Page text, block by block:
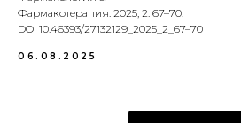
Фармакотерапия. 2025; 2: 67–70.
DOI 10.46393/27132129_2025_2_67–70
06.08.2025